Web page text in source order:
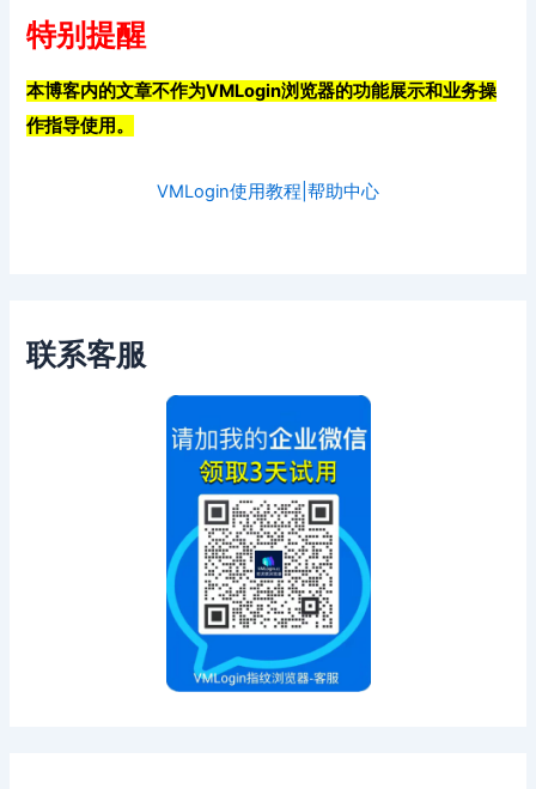
特别提醒
本博客内的文章不作为VMLogin浏览器的功能展示和业务操
作指导使用。
VMLogin使用教程|帮助中心
联系客服